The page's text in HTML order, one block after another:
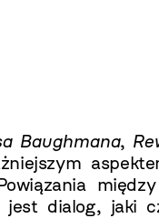
Baughmana,
dialog, jaki